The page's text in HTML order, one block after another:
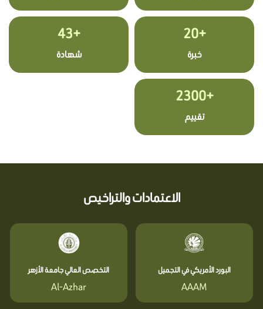
+20
خبرة
+43
شهادة
+2300
تقييم
الاعتمادات والتراخيص
البورد الأمريكي في التجميل
AAAM
التخصص العالي جامعة الأزهر
Al-Azhar